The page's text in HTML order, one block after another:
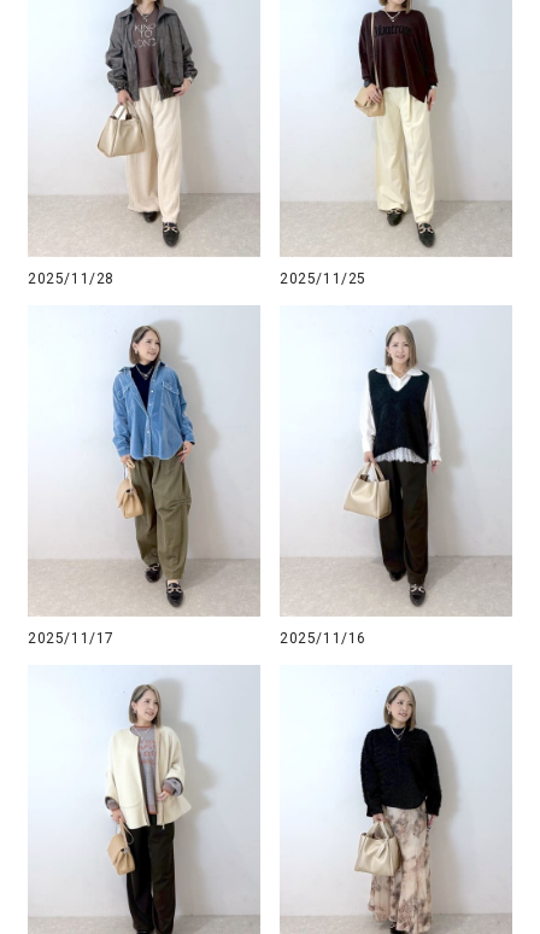
2025/11/28 2025/11/25
2025/11/17 2025/11/16